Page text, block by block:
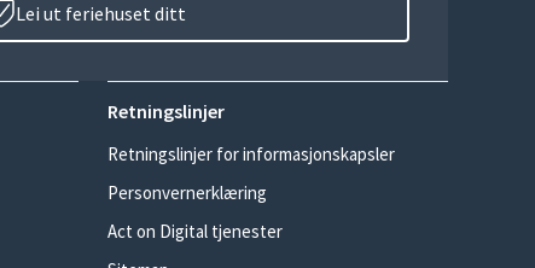
Lei ut feriehuset ditt
Retningslinjer
Retningslinjer for informasjonskapsler
Personvernerklæring
Act on Digital tjenester